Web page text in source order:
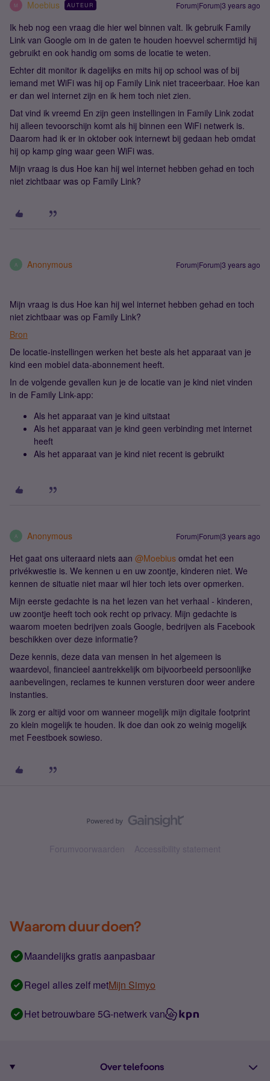
M Moebius AUTEUR Forum|Forum|3 years ago
Ik heb nog een vraag die hier wel binnen valt. Ik gebruik Family
Link van Google om in de gaten te houden hoevvel schermtijd hij
gebruikt en ook handig om soms de locatie te weten.
Echter dit monitor ik dagelijks en mits hij op school was of bij
iemand met WiFi was hij op Family Link niet traceerbaar. Hoe kan
er dan wel internet zijn en ik hem toch niet zien.
Dat vind ik vreemd En zijn geen instellingen in Family Link zodat
hij alleen tevoorschijn komt als hij binnen een WiFi netwerk is.
Daarom had ik er in oktober ook internewt bij gedaan heb omdat
hij op kamp ging waar geen WiFi was.
Mijn vraag is dus Hoe kan hij wel internet hebben gehad en toch
niet zichtbaar was op Family Link?
A Anonymous Forum|Forum|3 years ago
Mijn vraag is dus Hoe kan hij wel internet hebben gehad en toch
niet zichtbaar was op Family Link?
Bron
De locatie-instellingen werken het beste als het apparaat van je
kind een mobiel data-abonnement heeft.
In de volgende gevallen kun je de locatie van je kind niet vinden
in de Family Link-app:
Als het apparaat van je kind uitstaat
Als het apparaat van je kind geen verbinding met internet
heeft
Als het apparaat van je kind niet recent is gebruikt
A Anonymous Forum|Forum|3 years ago
Het gaat ons uiteraard niets aan @Moebius omdat het een
privékwestie is. We kennen u en uw zoontje, kinderen niet. We
kennen de situatie niet maar wil hier toch iets over opmerken.
Mijn eerste gedachte is na het lezen van het verhaal - kinderen,
uw zoontje heeft toch ook recht op privacy. Mijn gedachte is
waarom moeten bedrijven zoals Google, bedrijven als Facebook
beschikken over deze informatie?
Deze kennis, deze data van mensen in het algemeen is
waardevol, financieel aantrekkelijk om bijvoorbeeld persoonlijke
aanbevelingen, reclames te kunnen versturen door weer andere
instanties.
Ik zorg er altijd voor om wanneer mogelijk mijn digitale footprint
zo klein mogelijk te houden. Ik doe dan ook zo weinig mogelijk
met Feestboek sowieso.
Forumvoorwaarden Accessibility statement
Waarom duur doen?
Maandelijks gratis aanpasbaar
Regel alles zelf metMijn Simyo
Het betrouwbare 5G-netwerk van
Over telefoons